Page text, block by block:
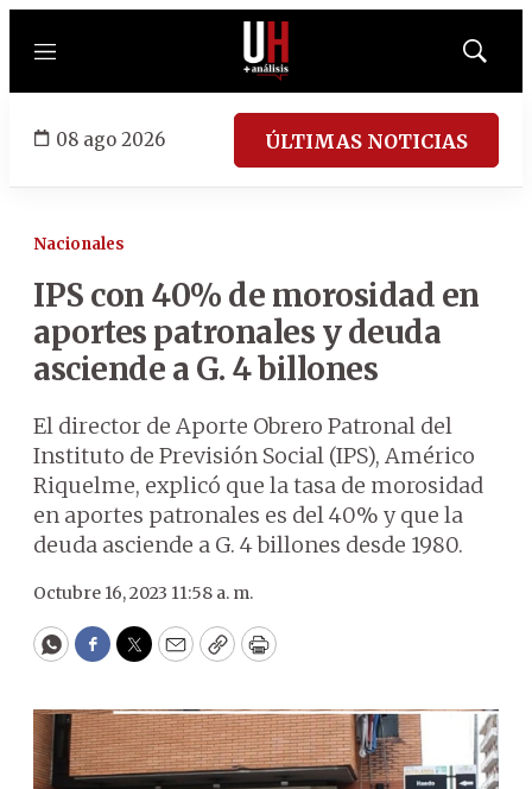
Menú
Mostrar
08 ago 2026 ÚLTIMAS NOTICIAS
Nacionales
IPS con 40% de morosidad en
aportes patronales y deuda
asciende a G. 4 billones
El director de Aporte Obrero Patronal del
Instituto de Previsión Social (IPS), Américo
Riquelme, explicó que la tasa de morosidad
en aportes patronales es del 40% y que la
deuda asciende a G. 4 billones desde 1980.
Octubre 16, 2023 11:58 a. m.
WhatsApp
Facebook
Twitter
EmailCopyPrint